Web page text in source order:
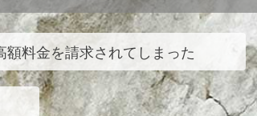
額料金を請求されてしまった